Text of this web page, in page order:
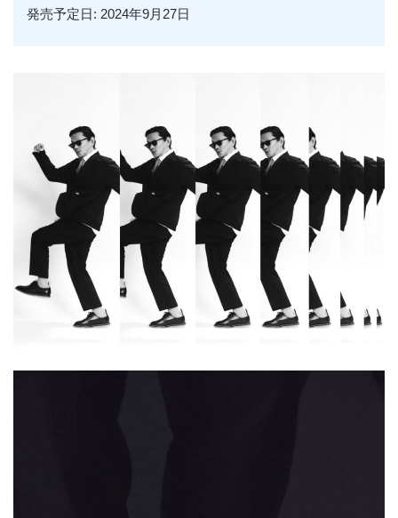
発売予定日: 2024年9月27日